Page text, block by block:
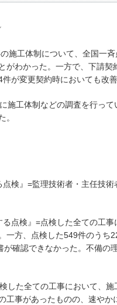
施工体制について、全国一
がわかった。一方で、下請
が変更契約時においても改
施工体制などの調査を行っ
。
検』=監理技術者・主任技
点検』=点検した全ての工
一方、点検した549件のうち
確認できなかった。不備の
た全ての工事において、
事があったものの、速やか